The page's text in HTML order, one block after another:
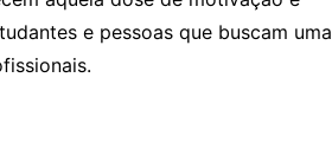
e pessoas que buscam uma